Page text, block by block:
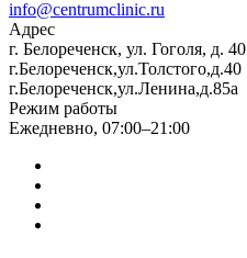
info@centrumclinic.ru
Адрес
г. Белореченск, ул. Гоголя, д. 40
г.Белореченск,ул.Толстого,д.40
г.Белореченск,ул.Ленина,д.85а
Режим работы
Ежедневно, 07:00–21:00